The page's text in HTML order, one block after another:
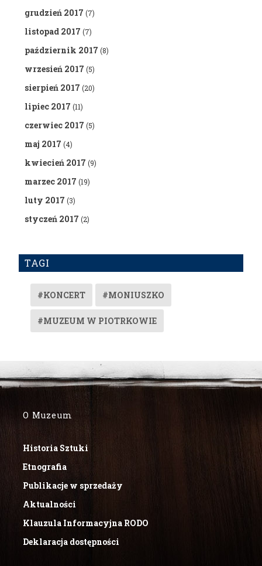
grudzień 2017 (7)
listopad 2017 (7)
październik 2017 (8)
wrzesień 2017 (5)
sierpień 2017 (20)
lipiec 2017 (11)
czerwiec 2017 (5)
maj 2017 (4)
kwiecień 2017 (9)
marzec 2017 (19)
luty 2017 (3)
styczeń 2017 (2)
TAGI
#KONCERT #MONIUSZKO
#MUZEUM W PIOTRKOWIE
O Muzeum
Historia Sztuki
Etnografia
Publikacje w sprzedaży
Aktualności
Klauzula Informacyjna RODO
Deklaracja dostępności